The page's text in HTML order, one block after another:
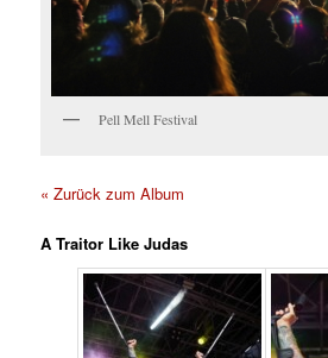
Pell Mell Festival
« Zurück zum Album
A Traitor Like Judas